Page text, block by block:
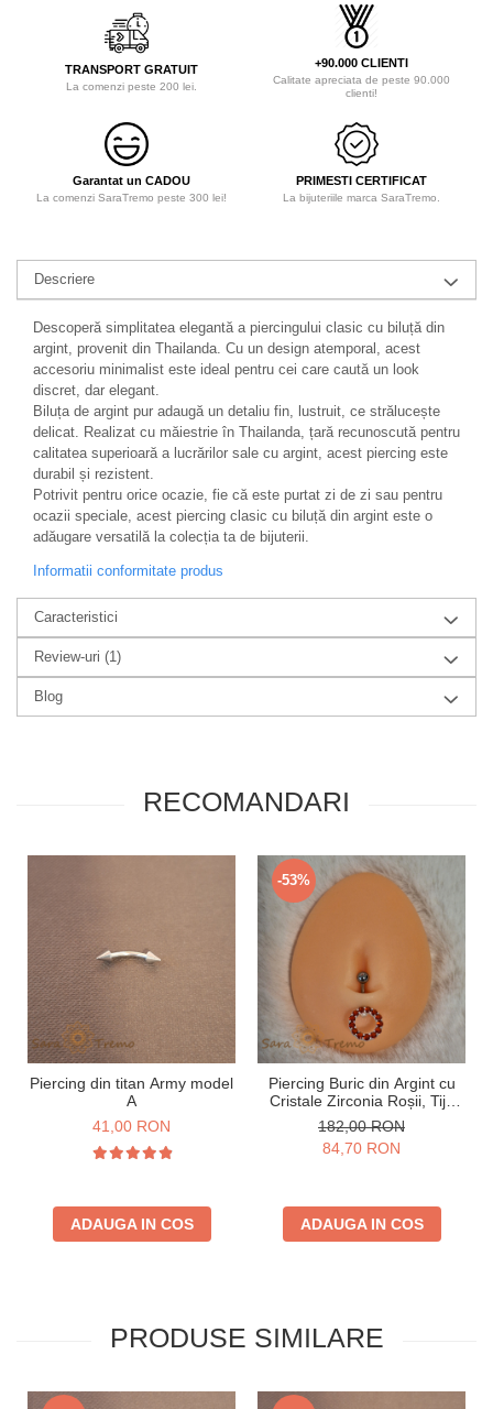
TRANSPORT GRATUIT
La comenzi peste 200 lei.
+90.000 CLIENTI
Calitate apreciata de peste 90.000
clienti!
Garantat un CADOU
La comenzi SaraTremo peste 300 lei!
PRIMESTI CERTIFICAT
La bijuteriile marca SaraTremo.
Descriere
Descoperă simplitatea elegantă a piercingului clasic cu biluță din
argint, provenit din Thailanda. Cu un design atemporal, acest
accesoriu minimalist este ideal pentru cei care caută un look
discret, dar elegant.
Biluța de argint pur adaugă un detaliu fin, lustruit, ce strălucește
delicat. Realizat cu măiestrie în Thailanda, țară recunoscută pentru
calitatea superioară a lucrărilor sale cu argint, acest piercing este
durabil și rezistent.
Potrivit pentru orice ocazie, fie că este purtat zi de zi sau pentru
ocazii speciale, acest piercing clasic cu biluță din argint este o
adăugare versatilă la colecția ta de bijuterii.
Informatii conformitate produs
Caracteristici
Review-uri (1)
Blog
RECOMANDARI
Piercing din titan Army model
A
41,00 RON
ADAUGA IN COS
-53%
Piercing Buric din Argint cu
Cristale Zirconia Roșii, Tijă
Groasă
182,00 RON
84,70 RON
ADAUGA IN COS
PRODUSE SIMILARE